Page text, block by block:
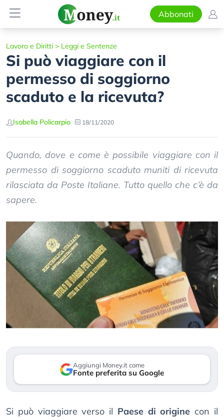
Abbonati
Lavoro e Diritti > Leggi e Sentenze
Si può viaggiare con il
permesso di soggiorno
scaduto e la ricevuta?
Isabella Policarpio 18/11/2020
Quando, dove e come è possibile viaggiare con il
permesso di soggiorno scaduto muniti di ricevuta
rilasciata da Poste Italiane. Tutto quello che c’è da
sapere.
Aggiungi Money.it come
Fonte preferita su Google
Si può viaggiare verso il Paese di origine con il